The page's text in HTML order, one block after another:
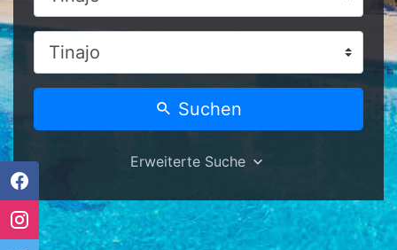
Suchen
Erweiterte Suche